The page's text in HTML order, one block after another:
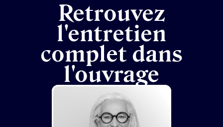
Retrouvez
l'entretien
complet dans
l'ouvrage